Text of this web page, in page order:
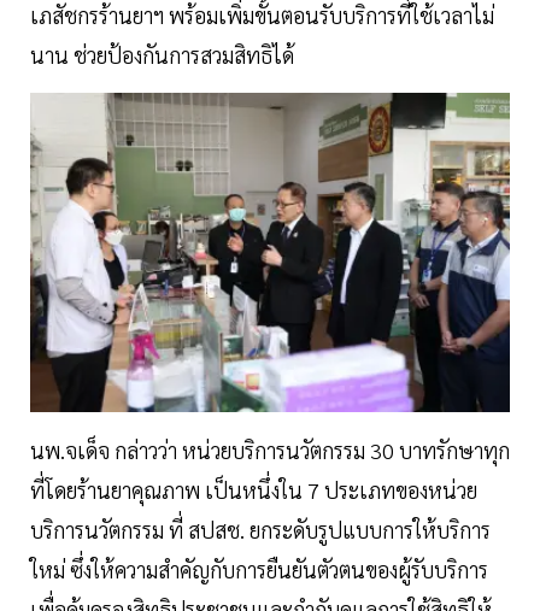
เภสัชกรร้านยาฯ พร้อมเพิ่มขั้นตอนรับบริการที่ใช้เวลาไม่
นาน ช่วยป้องกันการสวมสิทธิได้
นพ.จเด็จ กล่าวว่า หน่วยบริการนวัตกรรม 30 บาทรักษาทุก
ที่โดยร้านยาคุณภาพ เป็นหนึ่งใน 7 ประเภทของหน่วย
บริการนวัตกรรม ที่ สปสช. ยกระดับรูปแบบการให้บริการ
ใหม่ ซึ่งให้ความสำคัญกับการยืนยันตัวตนของผู้รับบริการ